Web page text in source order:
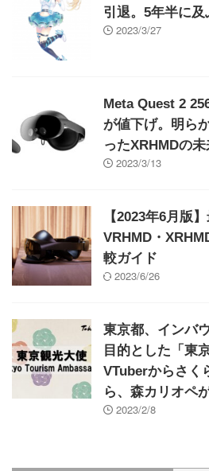
引退。5年半に
2023/3/27
Meta Quest 2
が値下げ。明ら
ったXRHMDの
2023/3/13
【2023年6月版
VRHMD・
較ガイド
2023/6/26
東京都、インバ
目的とした「東
VTuberからさく
ら、森カリオペ
2023/2/8